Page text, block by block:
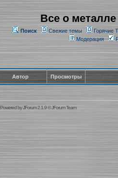
Все о металле
Поиск Свежие темы Горячие
Модерация
Автор Просмотры
Powered byJForum 2.1.9©JForum Team